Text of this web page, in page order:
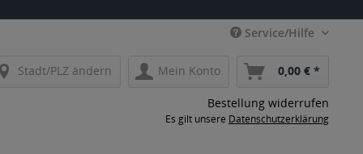
Service/Hilfe
Stadt/PLZ ändern Mein Konto 0,00 € *
Bestellung widerrufen
Es gilt unsere Datenschutzerklärung